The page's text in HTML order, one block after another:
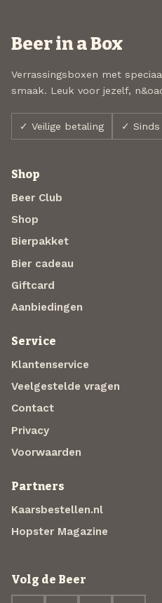
Beer in a Box
Verrassingsboxen met
smaak. Leuk voor jezelf,
✓ Veilige betaling ✓ Sinds
Shop
Beer Club
Shop
Bierpakket
Bier cadeau
Giftcard
Aanbiedingen
Service
Klantenservice
Veelgestelde vragen
Contact
Privacy
Voorwaarden
Partners
Kaarsbestellen.nl
Hopster Magazine
Volg de Beer